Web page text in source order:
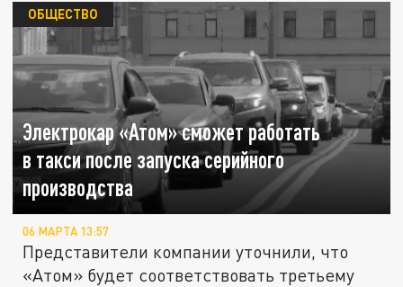
Электрокар «Атом» сможет работать
в такси после запуска серийного
производства
ОБЩЕСТВО
06 МАРТА 13:57
Представители компании уточнили, что
«Атом» будет соответствовать третьему